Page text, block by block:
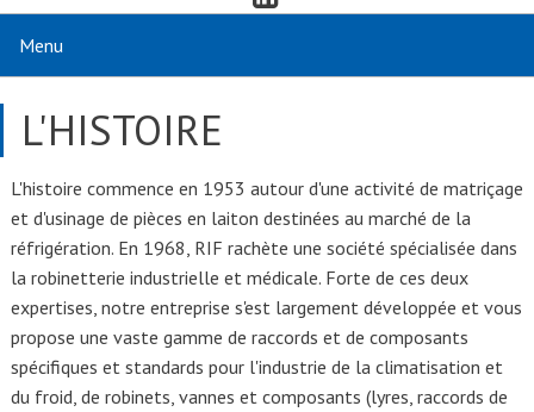
L'HISTOIRE
L'histoire commence en 1953 autour d'une activité de matriçage
et d'usinage de pièces en laiton destinées au marché de la
réfrigération. En 1968, RIF rachète une société spécialisée dans
la robinetterie industrielle et médicale. Forte de ces deux
expertises, notre entreprise s'est largement développée et vous
propose une vaste gamme de raccords et de composants
spécifiques et standards pour l'industrie de la climatisation et
du froid, de robinets, vannes et composants (lyres, raccords de